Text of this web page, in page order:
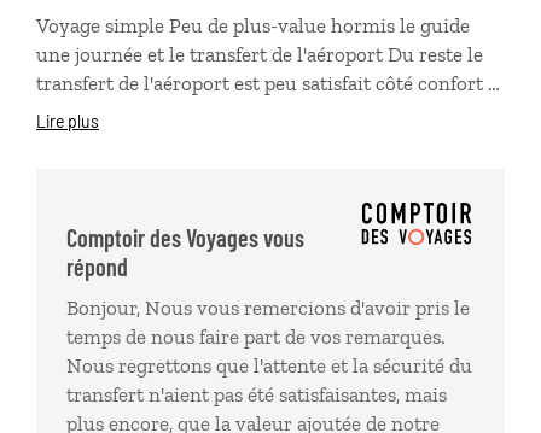
Voyage simple Peu de plus-value hormis le guide
une journée et le transfert de l'aéroport Du reste le
transfert de l'aéroport est peu satisfait côté confort et
sécurité : beaucoup d'attente à l'aller, un chauffeur
Lire plus
Comptoir des Voyages vous
répond
Bonjour, Nous vous remercions d'avoir pris le
temps de nous faire part de vos remarques.
Nous regrettons que l'attente et la sécurité du
transfert n'aient pas été satisfaisantes, mais
plus encore, que la valeur ajoutée de notre